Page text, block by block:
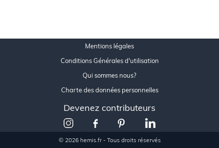
Mentions légales
Conditions Générales d'utilisation
Devenez contributeurs
Qui sommes nous?
Charte des données personnelles
© 2026 hemis.fr - Tous droits réservés